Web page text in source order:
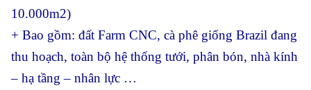
10.000m2)
+ Bao gồm: đất Farm CNC, cà phê giống Brazil đang
thu hoạch, toàn bộ hệ thống tưới, phân bón, nhà kính
– hạ tầng – nhân lực …